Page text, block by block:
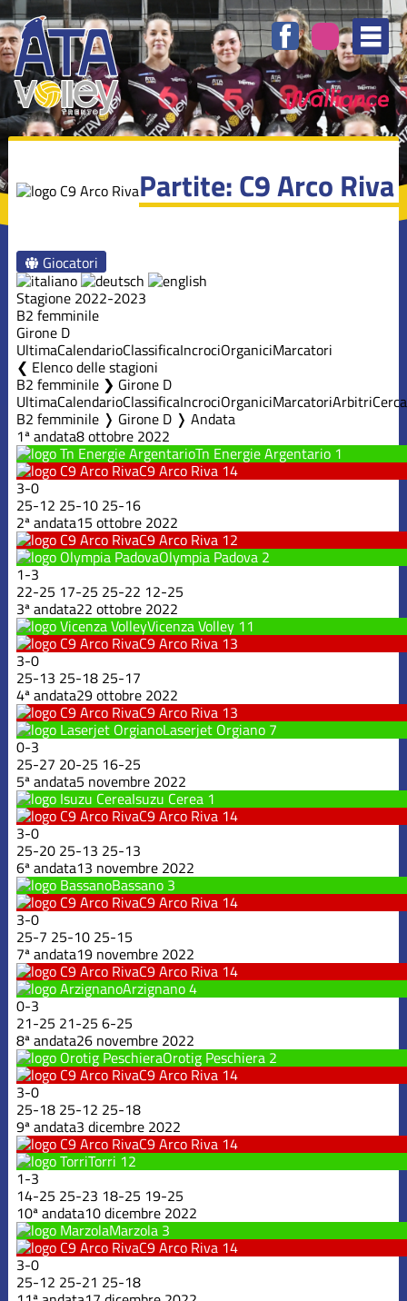
Partite: C9 Arco Riva
Giocatori
Stagione 2022-2023
B2 femminile
Girone D
UltimaCalendarioClassificaIncrociOrganiciMarcatori
Elenco delle stagioni
B2 femminile ❯ Girone D
UltimaCalendarioClassificaIncrociOrganiciMarcatoriArbitriCerca
B2 femminile ❭ Girone D ❭ Andata
1ª andata8 ottobre 2022
Tn Energie Argentario 1
C9 Arco Riva 14
3-0
25-12 25-10 25-16
2ª andata15 ottobre 2022
C9 Arco Riva 12
Olympia Padova 2
1-3
22-25 17-25 25-22 12-25
3ª andata22 ottobre 2022
Vicenza Volley 11
C9 Arco Riva 13
3-0
25-13 25-18 25-17
4ª andata29 ottobre 2022
C9 Arco Riva 13
Laserjet Orgiano 7
0-3
25-27 20-25 16-25
5ª andata5 novembre 2022
Isuzu Cerea 1
C9 Arco Riva 14
3-0
25-20 25-13 25-13
6ª andata13 novembre 2022
Bassano 3
C9 Arco Riva 14
3-0
25-7 25-10 25-15
7ª andata19 novembre 2022
C9 Arco Riva 14
Arzignano4
0-3
21-25 21-25 6-25
8ª andata26 novembre 2022
Orotig Peschiera 2
C9 Arco Riva 14
3-0
25-18 25-12 25-18
9ª andata3 dicembre 2022
C9 Arco Riva 14
Torri 12
1-3
14-25 25-23 18-25 19-25
10ª andata10 dicembre 2022
Marzola 3
C9 Arco Riva 14
3-0
25-12 25-21 25-18